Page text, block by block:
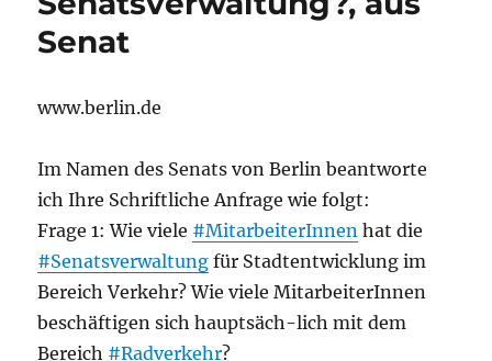
Senat
www.berlin.de
Im Namen des Senats von Berlin beantworte
ich Ihre Schriftliche Anfrage wie folgt:
Frage 1: Wie viele #MitarbeiterInnen hat die
#Senatsverwaltung für Stadtentwicklung im
Bereich Verkehr? Wie viele MitarbeiterInnen
beschäftigen sich hauptsäch-lich mit dem
Bereich #Radverkehr?